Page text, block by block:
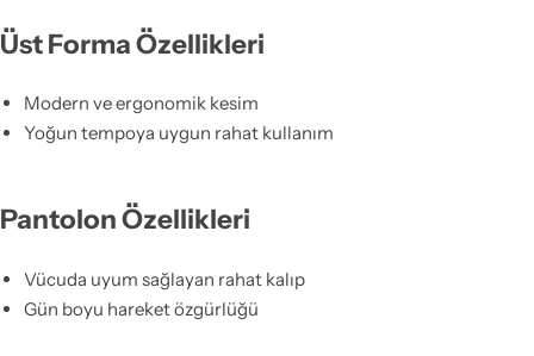
Üst Forma Özellikleri
Modern ve ergonomik kesim
Yoğun tempoya uygun rahat kullanım
Pantolon Özellikleri
Vücuda uyum sağlayan rahat kalıp
Gün boyu hareket özgürlüğü